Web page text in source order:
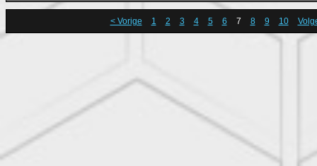
< Vorige 1 2 3 4 5 6 7 8 9 10